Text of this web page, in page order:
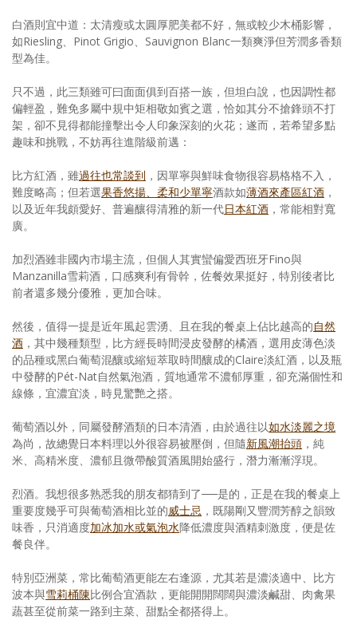
白酒則宜中道：太清瘦或太圓厚肥美都不好，無或較少木桶影響，
如Riesling、Pinot Grigio、Sauvignon Blanc一類爽淨但芳潤多香類
型為佳。
只不過，此三類雖可曰面面俱到百搭一族，但坦白說，也因調性都
偏輕盈，難免多屬中規中矩相敬如賓之選，恰如其分不搶鋒頭不打
架，卻不見得都能撞擊出令人印象深刻的火花；遂而，若希望多點
趣味和挑戰，不妨再往進階級前邁：
比方紅酒，雖過往也常談到 ，因單寧與鮮味食物很容易格格不入，
難度略高；但若選果香悠揚、柔和少單寧酒款如薄酒來產區紅酒 ，
以及近年我頗愛好、普遍釀得清雅的新一代日本紅酒 ，常能相對寬
廣。
加烈酒雖非國內市場主流，但個人其實蠻偏愛西班牙Fino與
Manzanilla雪莉酒，口感爽利有骨幹，佐餐效果挺好，特別後者比
前者還多幾分優雅，更加合味。
然後，值得一提是近年風起雲湧、且在我的餐桌上佔比越高的自然
酒 ，其中幾種類型，比方經長時間浸皮發酵的橘酒，選用皮薄色淡
的品種或黑白葡萄混釀或縮短萃取時間釀成的Claire淡紅酒，以及瓶
中發酵的Pét-Nat自然氣泡酒，質地通常不濃郁厚重，卻充滿個性和
線條，宜濃宜淡，時見驚艷之搭。
葡萄酒以外，同屬發酵酒類的日本清酒，由於過往以如水淡麗之境
為尚，故總覺日本料理以外很容易被壓倒，但隨新風潮抬頭 ，純
米、高精米度、濃郁且微帶酸質酒風開始盛行，潛力漸漸浮現。
烈酒。我想很多熟悉我的朋友都猜到了──是的，正是在我的餐桌上
重要度幾乎可與葡萄酒相比並的威士忌 ，既陽剛又豐潤芳醇之韻致
味香，只消適度加冰加水或氣泡水降低濃度與酒精刺激度，便是佐
餐良伴。
特別亞洲菜，常比葡萄酒更能左右逢源，尤其若是濃淡適中、比方
波本與雪莉桶陳比例合宜酒款，更能開開闊闊與濃淡鹹甜、肉禽果
蔬甚至從前菜一路到主菜、甜點全都搭得上。